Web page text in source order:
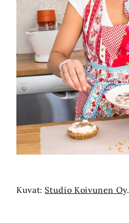
Kuvat: Studio Koivunen Oy.